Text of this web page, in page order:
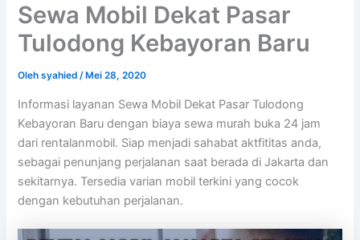
Sewa Mobil Dekat Pasar
Tulodong Kebayoran Baru
Olehsyahied/ Mei 28, 2020
Informasi layanan Sewa Mobil Dekat Pasar Tulodong
Kebayoran Baru dengan biaya sewa murah buka 24 jam
dari rentalanmobil. Siap menjadi sahabat aktfititas anda,
sebagai penunjang perjalanan saat berada di Jakarta dan
sekitarnya. Tersedia varian mobil terkini yang cocok
dengan kebutuhan perjalanan.